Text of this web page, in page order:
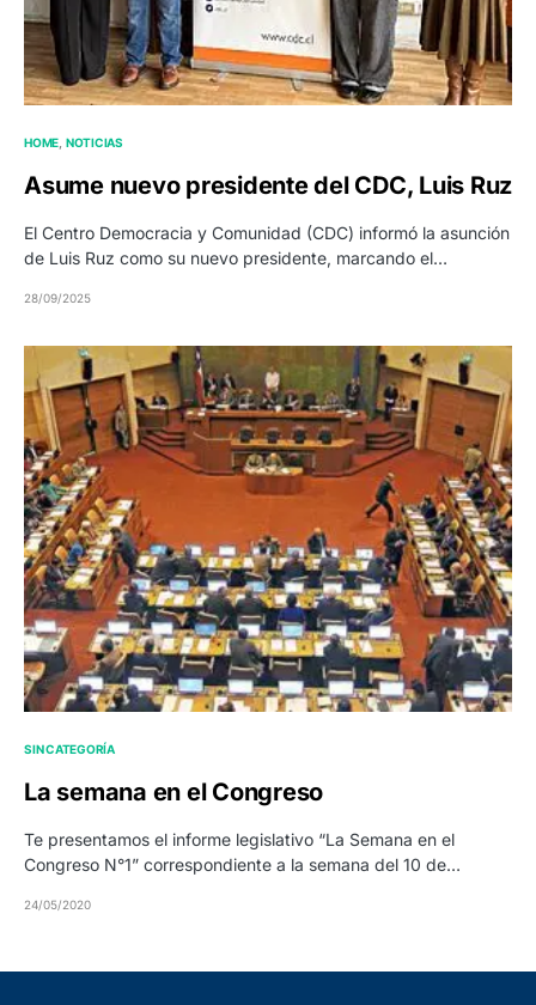
HOME NOTICIAS
Asume nuevo presidente del CDC, Luis Ruz
El Centro Democracia y Comunidad (CDC) informó la asunción
de Luis Ruz como su nuevo presidente, marcando el…
28/09/2025
SIN CATEGORÍA
La semana en el Congreso
Te presentamos el informe legislativo “La Semana en el
Congreso N°1” correspondiente a la semana del 10 de…
24/05/2020